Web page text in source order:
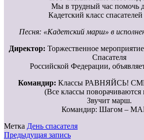
Мы в трудный час помочь
Кадетский класс
Песня: «Кадетский марш» в
Директор: Торжественное
Спасателя
Российской Федерации,
Командир: Классы РАВНЯЙСЬ!
(Все классы поворачиваются
Звучит марш.
Командир: Шагом –
Метка День спасателя
Предыдущая запись